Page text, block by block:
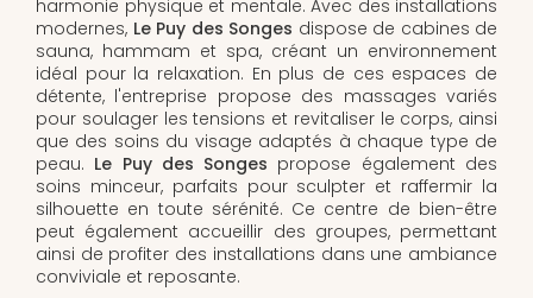
harmonie physique et mentale. Avec des installations
modernes, Le Puy des Songes dispose de cabines de
sauna, hammam et spa, créant un environnement
idéal pour la relaxation. En plus de ces espaces de
détente, l'entreprise propose des massages variés
pour soulager les tensions et revitaliser le corps, ainsi
que des soins du visage adaptés à chaque type de
peau. Le Puy des Songes propose également des
soins minceur, parfaits pour sculpter et raffermir la
silhouette en toute sérénité. Ce centre de bien-être
peut également accueillir des groupes, permettant
ainsi de profiter des installations dans une ambiance
conviviale et reposante.